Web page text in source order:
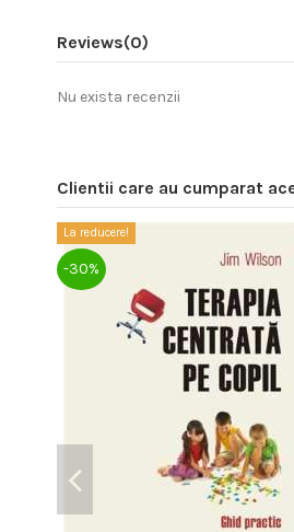
Reviews(0)
Nu exista recenzii
Clientii care au cumparat
La reducere!
-30%